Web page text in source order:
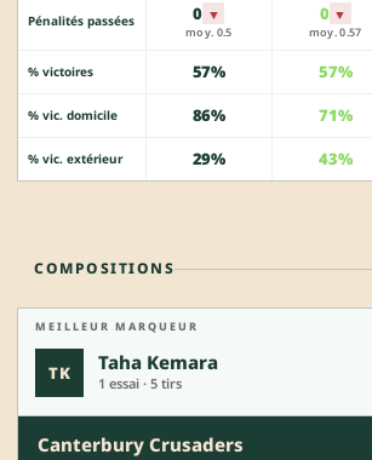
Pénalités passées 0 ▼
moy. 0.5
0 ▼
moy. 0.57
% victoires 57% 57%
% vic. domicile 86% 71%
% vic. extérieur 29% 43%
COMPOSITIONS
MEILLEUR MARQUEUR
TK Taha Kemara
1 essai · 5 tirs
Canterbury Crusaders